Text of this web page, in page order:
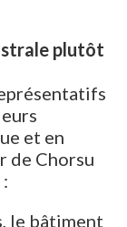
plutôt
et en
de Chorsu
le bâtiment